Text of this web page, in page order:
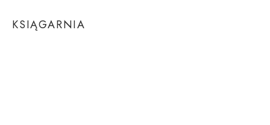
KSIĄGARNIA